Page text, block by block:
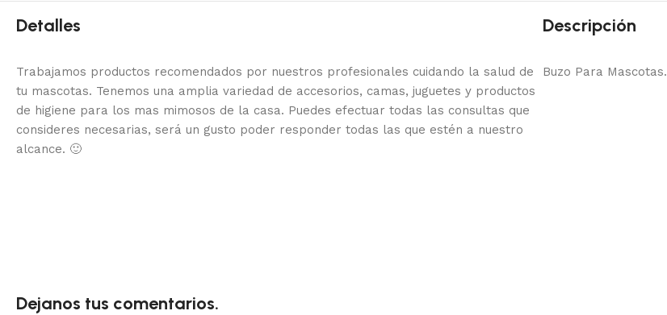
Detalles
Trabajamos productos recomendados por nuestros profesionales cuidando la salud de
tu mascotas. Tenemos una amplia variedad de accesorios, camas, juguetes y productos
de higiene para los mas mimosos de la casa. Puedes efectuar todas las consultas que
consideres necesarias, será un gusto poder responder todas las que estén a nuestro
alcance. 🙂
Descripción
Buzo Para Mascotas.
Dejanos tus comentarios.